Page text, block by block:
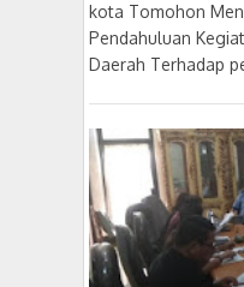
kota Tomohon
Pendahuluan
Daerah Terhadap